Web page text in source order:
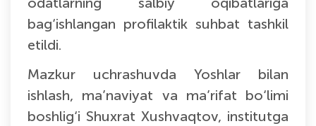
bag‘ishlangan profilaktik suhbat tashkil
etildi.
Mazkur uchrashuvda Yoshlar bilan
ishlash, ma’naviyat va ma’rifat bo‘limi
boshlig‘i Shuxrat Xushvaqtov, institutga